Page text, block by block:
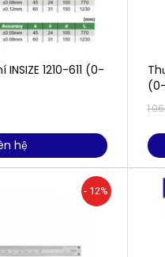
1210-611 (0-
hệ
- 12%